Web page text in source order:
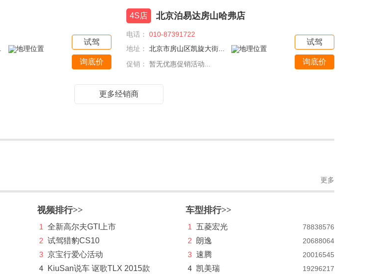
试驾
询底价
4S店 北京泊易达房山哈弗店
电话：
010-87391722
地址：
北京市房山区凯旋大街...
促销：
暂无优惠促销活动...
试驾
询底价
更多经销商
更多
视频排行>>
1
全新高尔夫GTI上市
2 试驾猎豹CS10
3 京宝行爱心活动
4
KiuSan说车 讴歌TLX 2015款
车型排行>>
1 五菱宏光 78838576
2 朗逸 20688064
3 速腾 20016545
4 凯美瑞 19296217